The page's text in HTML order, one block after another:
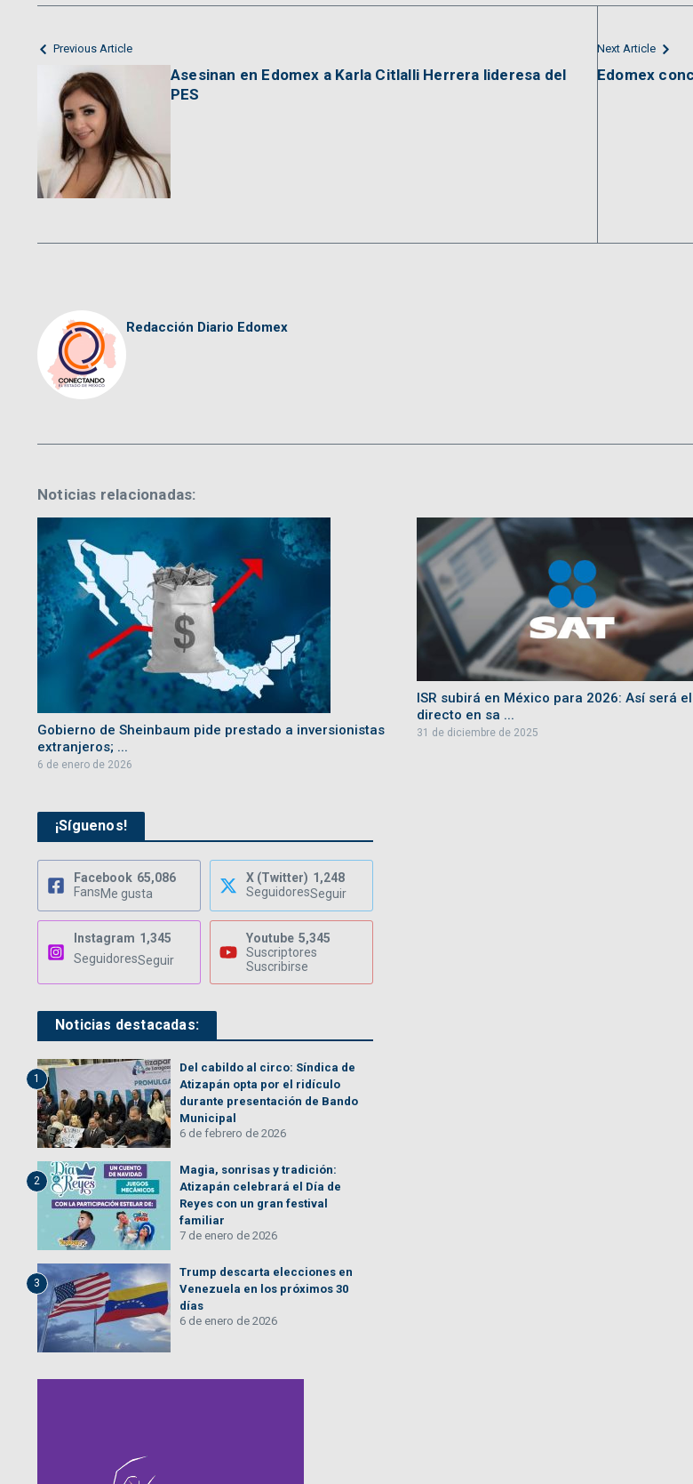
Previous Article
Asesinan en Edomex a Karla Citlalli Herrera lideresa del
PES
Next Article
Edomex
Redacción Diario Edomex
Noticias relacionadas:
Gobierno de Sheinbaum pide prestado a inversionistas
extranjeros; ...
6 de enero de 2026
ISR subirá en México para 2026: Así será
directo en sa ...
31 de diciembre de 2025
¡Síguenos!
Facebook 65,086
FansMe gusta
X (Twitter) 1,248
SeguidoresSeguir
Instagram 1,345
SeguidoresSeguir
Youtube 5,345
Suscriptores
Suscribirse
Noticias destacadas:
1
Del cabildo al circo: Síndica de
Atizapán opta por el ridículo
durante presentación de Bando
Municipal
6 de febrero de 2026
2
Magia, sonrisas y tradición:
Atizapán celebrará el Día de
Reyes con un gran festival
familiar
7 de enero de 2026
3
Trump descarta elecciones en
Venezuela en los próximos 30
días
6 de enero de 2026